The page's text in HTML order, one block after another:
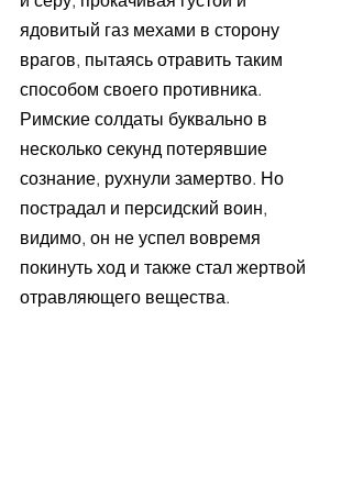
ядовитый газ мехами в сторону
врагов, пытаясь отравить таким
способом своего противника.
Римские солдаты буквально в
несколько секунд потерявшие
сознание, рухнули замертво. Но
пострадал и персидский воин,
видимо, он не успел вовремя
покинуть ход и также стал жертвой
отравляющего вещества.